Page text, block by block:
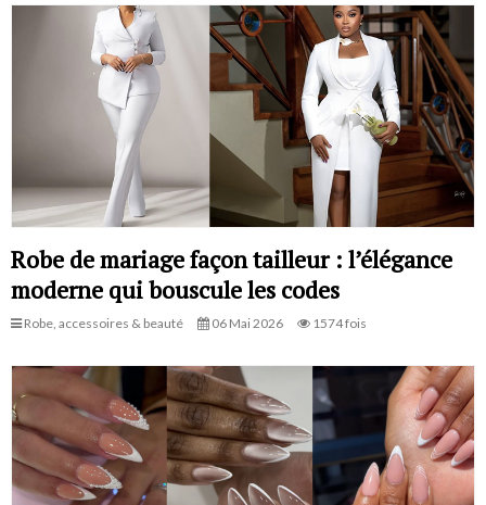
Robe de mariage façon tailleur : l’élégance
moderne qui bouscule les codes
Robe, accessoires & beauté 06 Mai 2026 1574 fois